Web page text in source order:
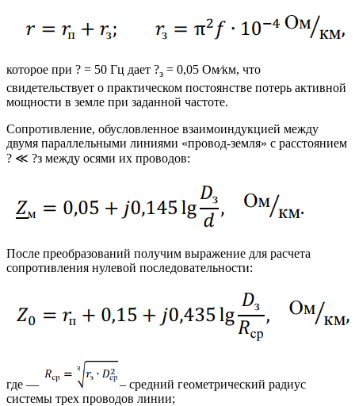
которое при ? = 50 Гц дает ?з = 0,05 Ом⁄км, что
свидетельствует о практическом постоянстве потерь активной
мощности в земле при заданной частоте.
Сопротивление, обусловленное взаимоиндукцией между
двумя параллельными линиями «провод-земля» с расстоянием
? ≪ ?з между осями их проводов:
После преобразований получим выражение для расчета
сопротивления нулевой последовательности:
где —
– средний геометрический радиус
системы трех проводов линии;